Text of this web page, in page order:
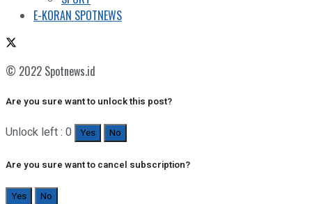
E-KORAN SPOTNEWS
© 2022 Spotnews.id
Are you sure want to unlock this post?
Unlock left : 0 Yes No
Are you sure want to cancel subscription?
Yes No